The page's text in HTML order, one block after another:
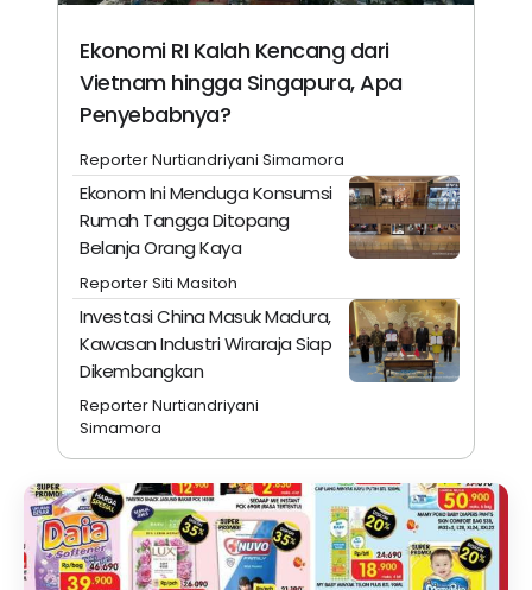
Ekonomi RI Kalah Kencang dari
Vietnam hingga Singapura, Apa
Penyebabnya?
Reporter Nurtiandriyani Simamora
Ekonom Ini Menduga Konsumsi
Rumah Tangga Ditopang
Belanja Orang Kaya
Reporter Siti Masitoh
Investasi China Masuk Madura,
Kawasan Industri Wiraraja Siap
Dikembangkan
Reporter Nurtiandriyani
Simamora